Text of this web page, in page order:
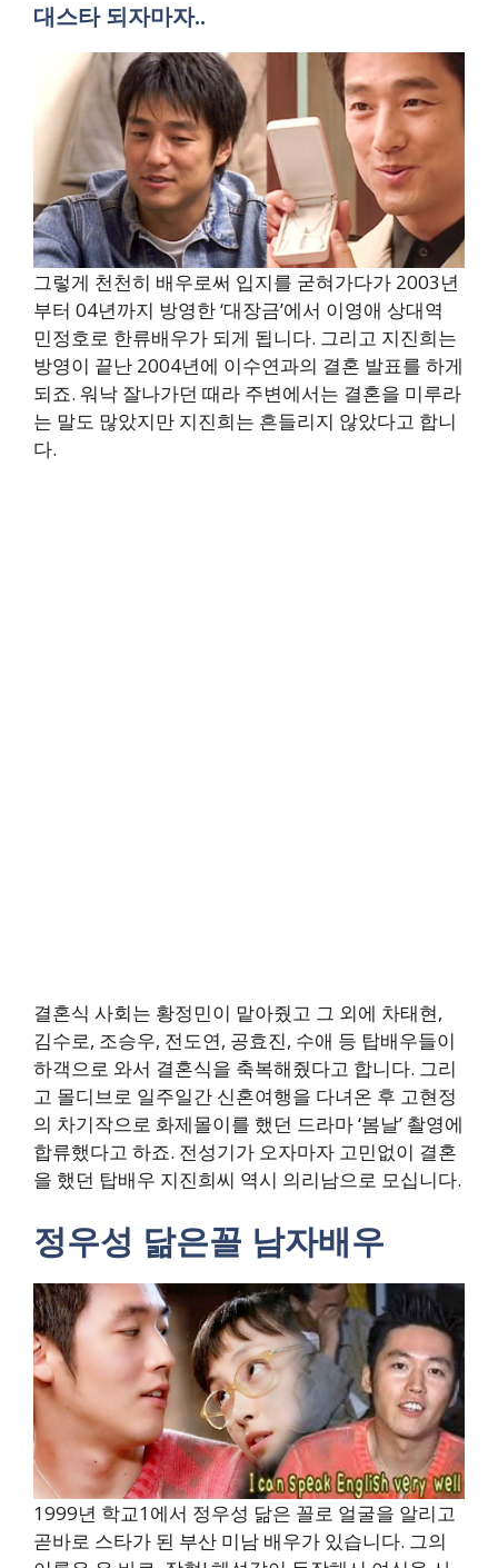
대스타 되자마자..
그렇게 천천히 배우로써 입지를 굳혀가다가 2003년
부터 04년까지 방영한 ‘대장금’에서 이영애 상대역
민정호로 한류배우가 되게 됩니다. 그리고 지진희는
방영이 끝난 2004년에 이수연과의 결혼 발표를 하게
되죠. 워낙 잘나가던 때라 주변에서는 결혼을 미루라
는 말도 많았지만 지진희는 흔들리지 않았다고 합니
다.
결혼식 사회는 황정민이 맡아줬고 그 외에 차태현,
김수로, 조승우, 전도연, 공효진, 수애 등 탑배우들이
하객으로 와서 결혼식을 축복해줬다고 합니다. 그리
고 몰디브로 일주일간 신혼여행을 다녀온 후 고현정
의 차기작으로 화제몰이를 했던 드라마 ‘봄날’ 촬영에
합류했다고 하죠. 전성기가 오자마자 고민없이 결혼
을 했던 탑배우 지진희씨 역시 의리남으로 모십니다.
정우성 닮은꼴 남자배우
1999년 학교1에서 정우성 닮은 꼴로 얼굴을 알리고
곧바로 스타가 된 부산 미남 배우가 있습니다. 그의